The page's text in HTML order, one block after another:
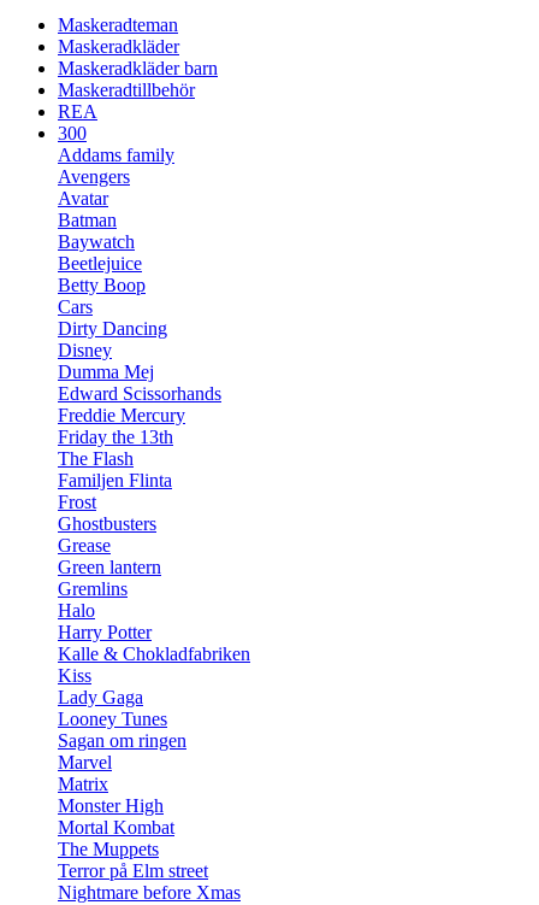
Maskeradteman
Maskeradkläder
Maskeradkläder barn
Maskeradtillbehör
REA
300
Addams family
Avengers
Avatar
Batman
Baywatch
Beetlejuice
Betty Boop
Cars
Dirty Dancing
Disney
Dumma Mej
Edward Scissorhands
Freddie Mercury
Friday the 13th
The Flash
Familjen Flinta
Frost
Ghostbusters
Grease
Green lantern
Gremlins
Halo
Harry Potter
Kalle & Chokladfabriken
Kiss
Lady Gaga
Looney Tunes
Sagan om ringen
Marvel
Matrix
Monster High
Mortal Kombat
The Muppets
Terror på Elm street
Nightmare before Xmas